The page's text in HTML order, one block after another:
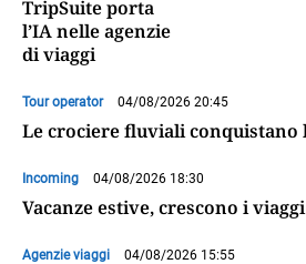
TripSuite porta
l’IA nelle agenzie
di viaggi
Tour operator 04/08/2026 20:45
Le crociere fluviali conquistano
Incoming 04/08/2026 18:30
Vacanze estive, crescono i
Agenzie viaggi 04/08/2026 15:55